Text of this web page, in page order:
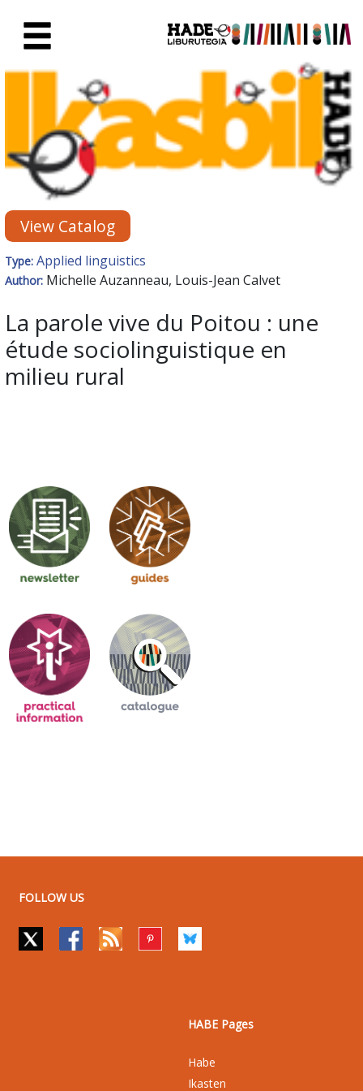
New Books Card - Liburutegia
View Catalog
Type: Applied linguistics
Author: Michelle Auzanneau, Louis-Jean Calvet
La parole vive du Poitou : une
étude sociolinguistique en
milieu rural
FOLLOW US
HABE Pages
Habe
Ikasten